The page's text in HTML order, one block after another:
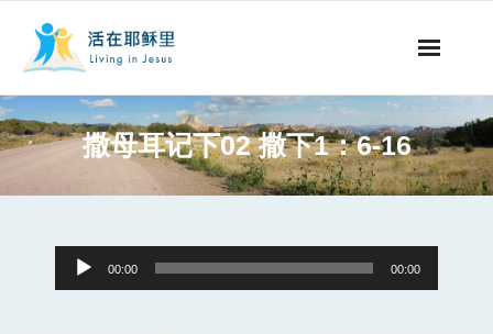
事工概要
永生之道
撒母耳记下02 撒下1：6-16
Audio
Player
00:00 00:00